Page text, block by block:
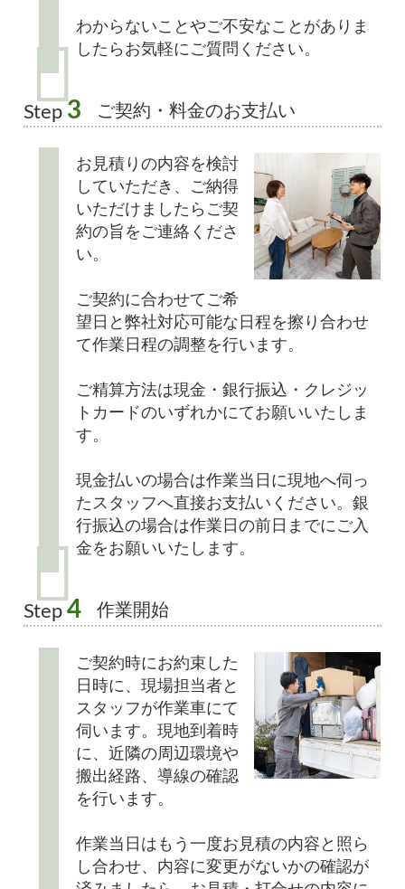
わからないことやご不安なことがありま
したらお気軽にご質問ください。
Step 3 ご契約・料金のお支払い
お見積りの内容を検討
していただき、ご納得
いただけましたらご契
約の旨をご連絡くださ
い。
ご契約に合わせてご希
望日と弊社対応可能な日程を擦り合わせ
て作業日程の調整を行います。
ご精算方法は現金・銀行振込・クレジッ
トカードのいずれかにてお願いいたしま
す。
現金払いの場合は作業当日に現地へ伺っ
たスタッフへ直接お支払いください。銀
行振込の場合は作業日の前日までにご入
金をお願いいたします。
Step 4 作業開始
ご契約時にお約束した
日時に、現場担当者と
スタッフが作業車にて
伺います。現地到着時
に、近隣の周辺環境や
搬出経路、導線の確認
を行います。
作業当日はもう一度お見積の内容と照ら
し合わせ、内容に変更がないかの確認が